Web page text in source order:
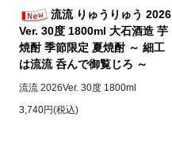
流流 りゅうりゅう 2026
Ver. 30度 1800ml 大石酒造 芋
焼酎 季節限定 夏焼酎 ～ 細工
は流流 呑んで御覧じろ ～
流流 2026Ver. 30度 1800ml
3,740円(税込)